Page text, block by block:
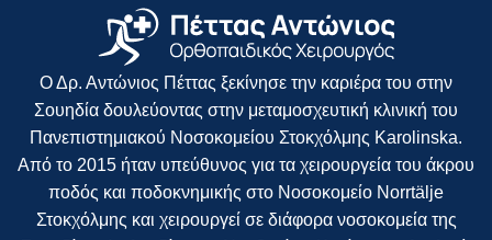
Ο Δρ. Αντώνιος Πέττας ξεκίνησε την καριέρα του στην
Σουηδία δουλεύοντας στην μεταμοσχευτική κλινική του
Πανεπιστημιακού Νοσοκομείου Στοκχόλμης Karolinska.
Από το 2015 ήταν υπεύθυνος για τα χειρουργεία του άκρου
ποδός και ποδοκνημικής στο Νοσοκομείο Norrtälje
Στοκχόλμης και χειρουργεί σε διάφορα νοσοκομεία της